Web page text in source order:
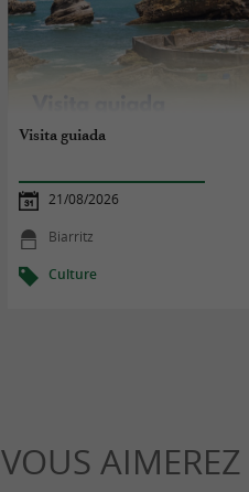
Visita guiada
21/08/2026
Biarritz
Culture
VOUS AIMEREZ